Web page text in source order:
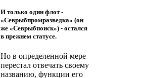
И только один флот -
«Севрыбпромразведка» (он
же «Севрыбпоиск») - остался
в прежнем статусе.
Но в определенной мере
перестал отвечать своему
названию, функции его